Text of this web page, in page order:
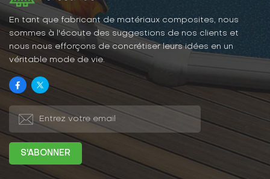
En tant que fabricant de matériaux composites, nous
sommes à l'écoute des suggestions de nos clients et
nous nous efforçons de concrétiser leurs idées en un
véritable mode de vie.